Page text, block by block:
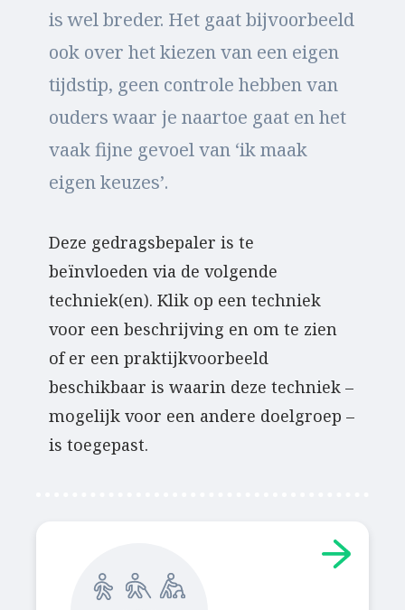
is wel breder. Het gaat bijvoorbeeld
ook over het kiezen van een eigen
tijdstip, geen controle hebben van
ouders waar je naartoe gaat en het
vaak fijne gevoel van ‘ik maak
eigen keuzes’.
Deze gedragsbepaler is te
beïnvloeden via de volgende
techniek(en). Klik op een techniek
voor een beschrijving en om te zien
of er een praktijkvoorbeeld
beschikbaar is waarin deze techniek –
mogelijk voor een andere doelgroep –
is toegepast.